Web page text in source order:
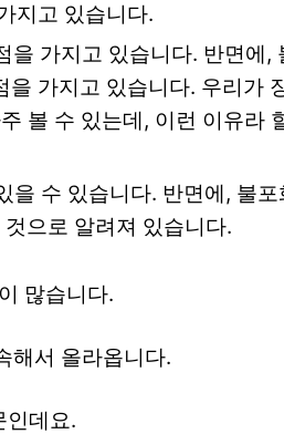
지고 있습니다.
을 가지고 있습니다. 반면에,
가지고 있습니다. 우리가
볼 수 있는데, 이런 이유라
을 수 있습니다. 반면에, 불포
으로 알려져 있습니다.
많습니다.
해서 올라옵니다.
인데요.